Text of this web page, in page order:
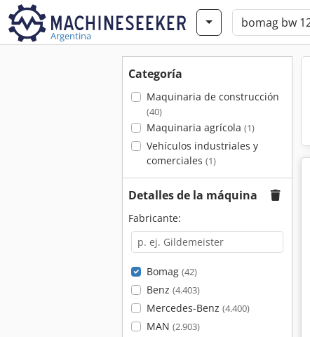
Argentina
Categoría
Maquinaria de construcción
(40)
Maquinaria agrícola (1)
Vehículos industriales y
comerciales (1)
Detalles de la máquina
Fabricante:
Bomag (42)
Benz (4.403)
Mercedes-Benz (4.400)
MAN (2.903)